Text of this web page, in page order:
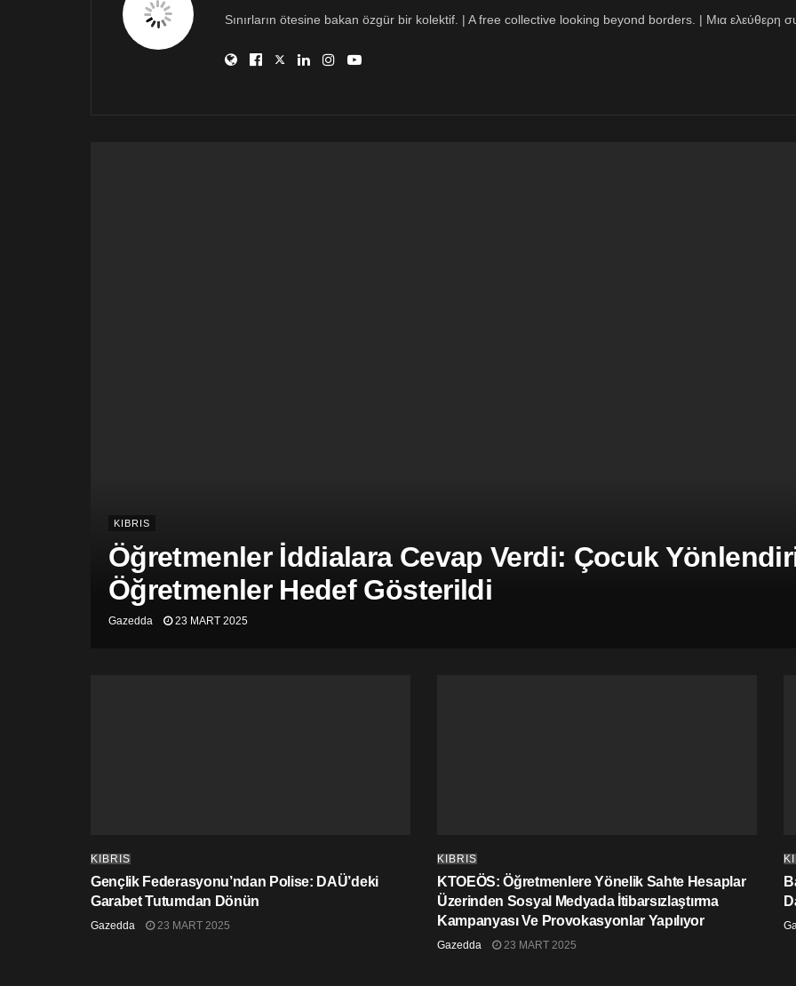
Sınırların ötesine bakan özgür bir kolektif. | A free collective looking beyond borders. | Μια ελεύθερη
KIBRIS
Öğretmenler İddialara Cevap Verdi: Çocuk
Öğretmenler Hedef Gösterildi
Gazedda 23 MART 2025
KIBRIS
Gençlik Federasyonu’ndan Polise: DAÜ’deki
Garabet Tutumdan Dönün
Gazedda 23 MART 2025
KIBRIS
KTOEÖS: Öğretmenlere Yönelik Sahte Hesaplar
Üzerinden Sosyal Medyada İtibarsızlaştırma
Kampanyası Ve Provokasyonlar Yapılıyor
Gazedda 23 MART 2025